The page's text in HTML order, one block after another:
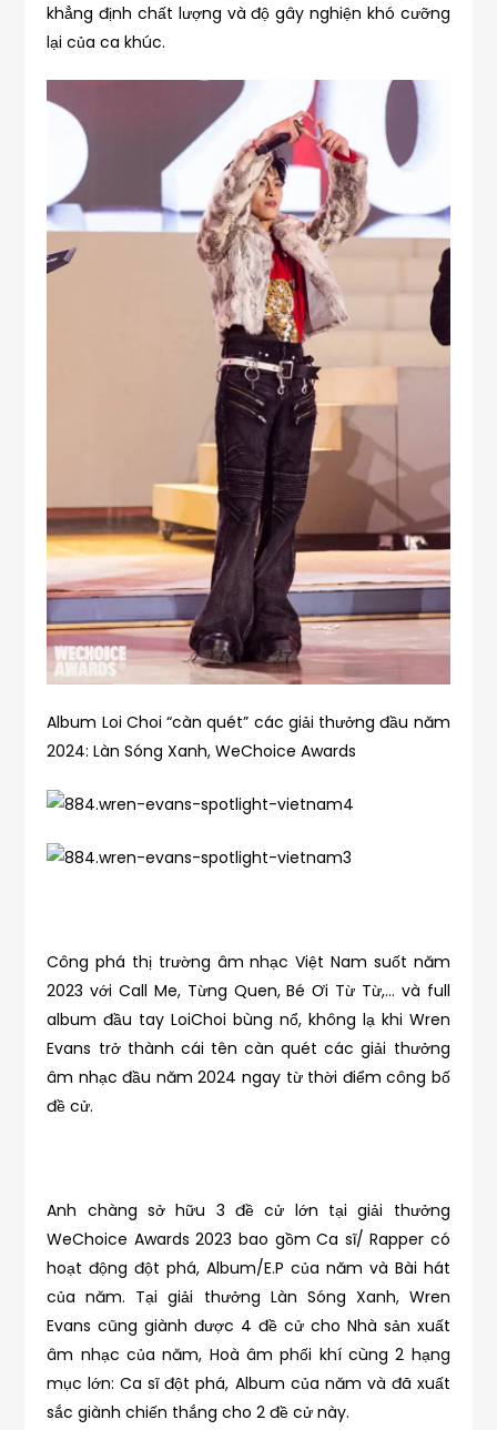
khẳng định chất lượng và độ gây nghiện khó cưỡng
lại của ca khúc.
Album Loi Choi “càn quét” các giải thưởng đầu năm
2024: Làn Sóng Xanh, WeChoice Awards
Công phá thị trường âm nhạc Việt Nam suốt năm
2023 với Call Me, Từng Quen, Bé Ơi Từ Từ,… và full
album đầu tay LoiChoi bùng nổ, không lạ khi Wren
Evans trở thành cái tên càn quét các giải thưởng
âm nhạc đầu năm 2024 ngay từ thời điểm công bố
đề cử.
Anh chàng sở hữu 3 đề cử lớn tại giải thưởng
WeChoice Awards 2023 bao gồm Ca sĩ/ Rapper có
hoạt động đột phá, Album/E.P của năm và Bài hát
của năm. Tại giải thưởng Làn Sóng Xanh, Wren
Evans cũng giành được 4 đề cử cho Nhà sản xuất
âm nhạc của năm, Hoà âm phối khí cùng 2 hạng
mục lớn: Ca sĩ đột phá, Album của năm và đã xuất
sắc giành chiến thắng cho 2 đề cử này.